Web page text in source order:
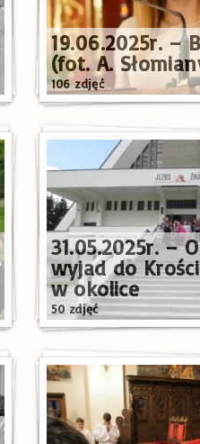
19.06.2025r. –
(fot. A.
106 zdjęć
31.05.2025r. –
wyjad do
w okolice
50 zdjęć